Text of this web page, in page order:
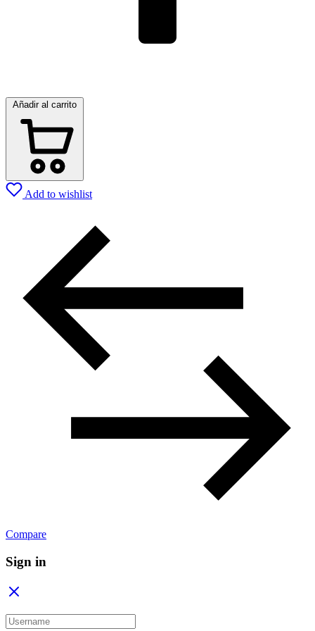
Añadir al carrito
Add to wishlist
Compare
Sign in